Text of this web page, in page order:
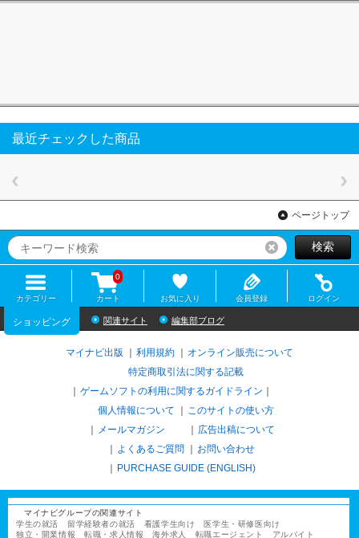
最近チェックした商品
ページトップ
リセット検索
カテゴリー カート
0
お気に入り 会員登録 ログイン
ショッピング 関連サイト 編集部ブログ
マイナビ出版 利用規約
オンライン販売について
特定商取引法に関する記載
ゲームソフトの利用に関するガイドライン
個人情報について
このサイトの使い方
メールマガジン
広告出稿について
よくあるご質問
お問い合わせ
PURCHASE GUIDE (ENGLISH)
マイナビグループの関連サイト
学生の就活
留学経験者の就活 看護学生向け
医学生・研修医向け
独立・開業情報
転職・求人情報 海外求人 転職エージェント アルバイト